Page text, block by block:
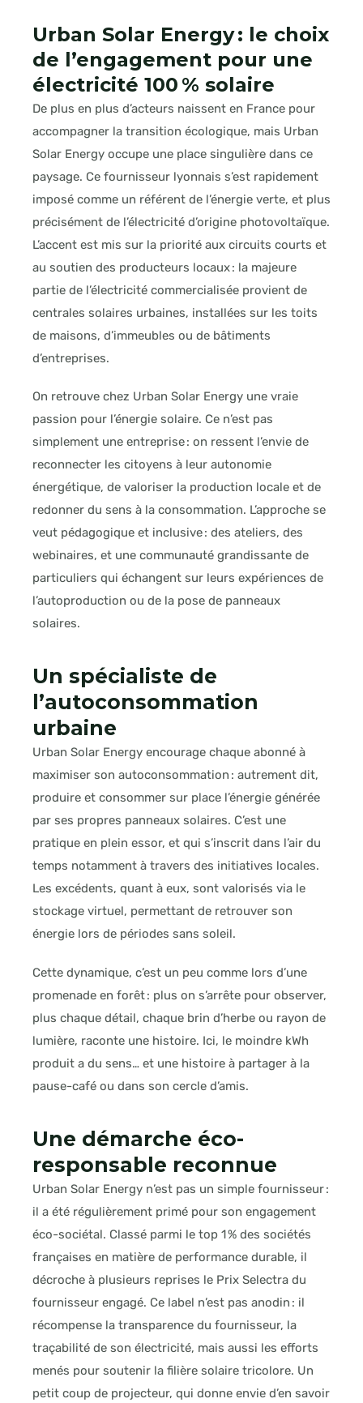
Urban Solar Energy : le choix
de l’engagement pour une
électricité 100 % solaire
De plus en plus d’acteurs naissent en France pour
accompagner la transition écologique, mais Urban
Solar Energy occupe une place singulière dans ce
paysage. Ce fournisseur lyonnais s’est rapidement
imposé comme un référent de l’énergie verte, et plus
précisément de l’électricité d’origine photovoltaïque.
L’accent est mis sur la priorité aux circuits courts et
au soutien des producteurs locaux : la majeure
partie de l’électricité commercialisée provient de
centrales solaires urbaines, installées sur les toits
de maisons, d’immeubles ou de bâtiments
d’entreprises.
On retrouve chez Urban Solar Energy une vraie
passion pour l’énergie solaire. Ce n’est pas
simplement une entreprise : on ressent l’envie de
reconnecter les citoyens à leur autonomie
énergétique, de valoriser la production locale et de
redonner du sens à la consommation. L’approche se
veut pédagogique et inclusive : des ateliers, des
webinaires, et une communauté grandissante de
particuliers qui échangent sur leurs expériences de
l’autoproduction ou de la pose de panneaux
solaires.
Un spécialiste de
l’autoconsommation
urbaine
Urban Solar Energy encourage chaque abonné à
maximiser son autoconsommation : autrement dit,
produire et consommer sur place l’énergie générée
par ses propres panneaux solaires. C’est une
pratique en plein essor, et qui s’inscrit dans l’air du
temps notamment à travers des initiatives locales.
Les excédents, quant à eux, sont valorisés via le
stockage virtuel, permettant de retrouver son
énergie lors de périodes sans soleil.
Cette dynamique, c’est un peu comme lors d’une
promenade en forêt : plus on s’arrête pour observer,
plus chaque détail, chaque brin d’herbe ou rayon de
lumière, raconte une histoire. Ici, le moindre kWh
produit a du sens… et une histoire à partager à la
pause-café ou dans son cercle d’amis.
Une démarche éco-
responsable reconnue
Urban Solar Energy n’est pas un simple fournisseur :
il a été régulièrement primé pour son engagement
éco-sociétal. Classé parmi le top 1 % des sociétés
françaises en matière de performance durable, il
décroche à plusieurs reprises le Prix Selectra du
fournisseur engagé. Ce label n’est pas anodin : il
récompense la transparence du fournisseur, la
traçabilité de son électricité, mais aussi les efforts
menés pour soutenir la filière solaire tricolore. Un
petit coup de projecteur, qui donne envie d’en savoir